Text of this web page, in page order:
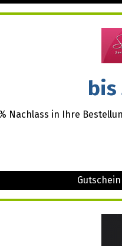
bis
Nachlass in Ihre